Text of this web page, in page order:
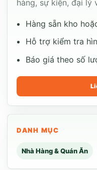
hàng, sự kiện, đại lý
Hàng sẵn kho
Hỗ trợ kiểm tra
Báo giá theo số
DANH MỤC
Nhà Hàng & Quán Ăn